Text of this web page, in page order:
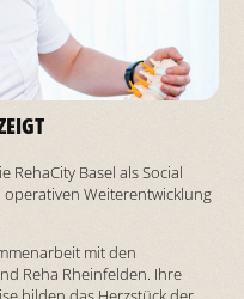
RehaCity Basel als Social
Weiterentwicklung
mit den
Reha Rheinfelden. Ihre